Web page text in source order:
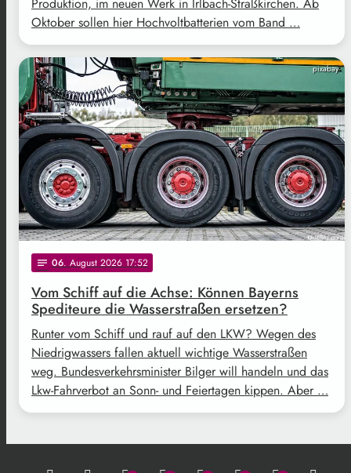
Oktober sollen hier Hochvoltbatterien vom Band …
pixabay
notes 06. August 2026 17:52
Vom Schiff auf die Achse: Können Bayerns
Spediteure die Wasserstraßen ersetzen?
Runter vom Schiff und rauf auf den LKW? Wegen des
Niedrigwassers fallen aktuell wichtige Wasserstraßen
weg. Bundesverkehrsminister Bilger will handeln und das
Lkw-Fahrverbot an Sonn- und Feiertagen kippen. Aber …